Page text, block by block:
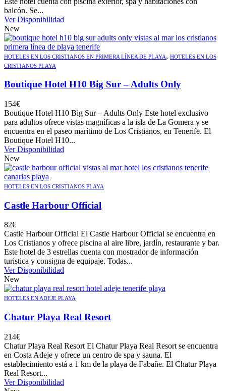
balcón. Se...
Ver Disponibilidad
New
HOTELES EN LOS CRISTIANOS EN PRIMERA LÍNEA DE PLAYA, HOTELES EN LOS
CRISTIANOS PLAYA
Boutique Hotel H10 Big Sur – Adults Only
154€
Boutique Hotel H10 Big Sur – Adults Only Este hotel exclusivo
para adultos ofrece vistas magníficas a la isla de La Gomera y se
encuentra en el paseo marítimo de Los Cristianos, en Tenerife. El
Boutique Hotel H10...
Ver Disponibilidad
New
HOTELES EN LOS CRISTIANOS PLAYA
Castle Harbour Official
82€
Castle Harbour Official El Castle Harbour Official se encuentra en
Los Cristianos y ofrece piscina al aire libre, jardín, restaurante y bar.
Este hotel de 3 estrellas cuenta con mostrador de información
turística y consigna de equipaje. Todas...
Ver Disponibilidad
New
HOTELES EN ADEJE PLAYA
Chatur Playa Real Resort
214€
Chatur Playa Real Resort El Chatur Playa Real Resort se encuentra
en Costa Adeje y ofrece un centro de spa y sauna. El
establecimiento está a 1 km de la playa de Fabañe. El Chatur Playa
Real Resort...
Ver Disponibilidad